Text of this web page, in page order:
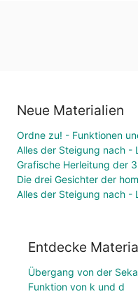
Neue Materialien
Ordne zu! - Funktionen
Alles der Steigung nach -
Grafische Herleitung der
Alles der Steigung nach -
Entdecke
Übergang von der
Funktion von k und d